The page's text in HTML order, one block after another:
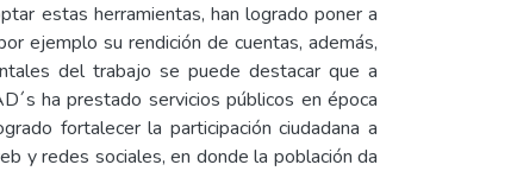
estas herramientas, han logrado poner a
ejemplo su rendición de cuentas, además,
del trabajo se puede destacar que a
ha prestado servicios públicos en época
fortalecer la participación ciudadana a
y redes sociales, en donde la población da